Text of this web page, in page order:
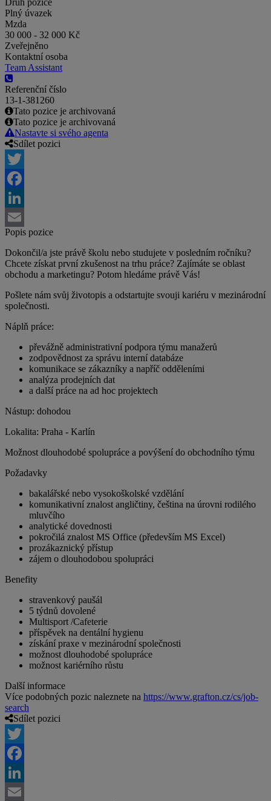
Druh pozice
Plný úvazek
Mzda
30 000 - 32 000 Kč
Zveřejněno
Kontaktní osoba
Team Assistant
Referenční číslo
13-1-381260
Tato pozice je archivovaná
Tato pozice je archivovaná
Nastavte si svého agenta
Sdílet pozici
Twitter
Facebook
LinkedIn
Email
Popis pozice
Dokončil/a jste právě školu nebo studujete v posledním ročníku?
Chcete získat první zkušenost na trhu práce? Zajímáte se oblast
obchodu a marketingu? Potom hledáme právě Vás!
Pošlete nám svůj životopis a odstartujte svouji kariéru v mezinárodní
společnosti.
Náplň práce:
převážně administrativní podpora týmu manažerů
zodpovědnost za správu interní databáze
komunikace se zákazníky a napříč odděleními
analýza prodejních dat
a další práce na ad hoc projektech
Nástup: dohodou
Lokalita: Praha - Karlín
Možnost dlouhodobé spolupráce a povýšení do obchodního týmu
Požadavky
bakalářské nebo vysokoškolské vzdělání
komunikativní znalost angličtiny, čeština na úrovni rodilého
mluvčího
analytické dovednosti
pokročilá znalost MS Office (především MS Excel)
prozákaznický přístup
zájem o dlouhodobou spolupráci
Benefity
stravenkový paušál
5 týdnů dovolené
Multisport /Cafeterie
příspěvek na dentální hygienu
získání praxe v mezinárodní společnosti
možnost dlouhodobé spolupráce
možnost kariérního růstu
Další informace
Více podobných pozic naleznete na https://www.grafton.cz/cs/job-
search
Sdílet pozici
Twitter
Facebook
LinkedIn